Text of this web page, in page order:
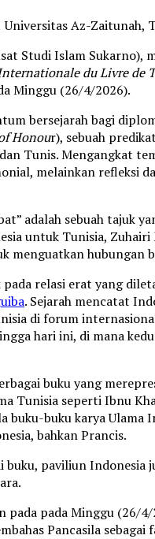
Universitas Az-Zaitunah,
Studi Islam Sukarno),
du Livre de
Minggu (26/4/2026).
bersejarah bagi
Honour), sebuah
Tunis. Mengangkat
melainkan refleksi
adalah sebuah tajuk
untuk Tunisia,
menguatkan hubungan
relasi erat yang
. Sejarah mencatat
di forum
hari ini, di mana
buku yang
Tunisia seperti Ibnu
buku-buku karya
bahkan Prancis.
paviliun Indonesia
pada pada Minggu (26/
Pancasila